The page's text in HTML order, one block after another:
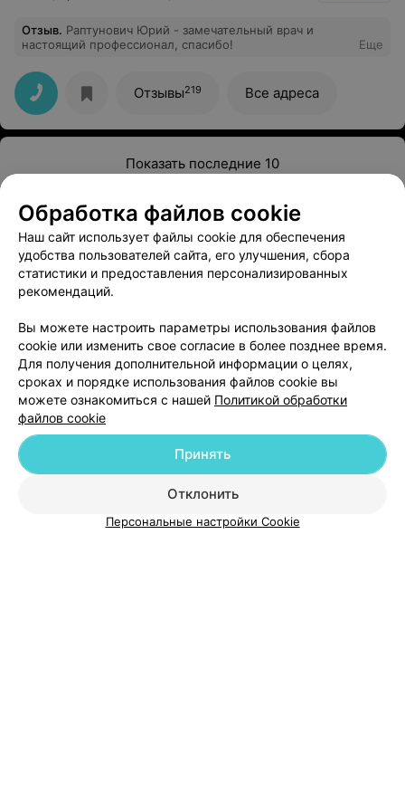
Отзыв. Раптунович Юрий - замечательный врач и
настоящий профессионал, спасибо!
Еще
Отзывы219 Все адреса
Показать последние 10
1 2
Добавить компанию
Добавить специалиста
Новости проекта
Медицинский маркетинг
Публичный договор
Обработка файлов cookie
Наш сайт использует файлы cookie для обеспечения
удобства пользователей сайта, его улучшения, сбора
статистики и предоставления персонализированных
рекомендаций.
Вы можете настроить параметры использования файлов
cookie или изменить свое согласие в более позднее время.
Для получения дополнительной информации о целях,
сроках и порядке использования файлов cookie вы
можете ознакомиться с нашей Политикой обработки
файлов cookie
Отклонить
Принять
Персональные настройки Cookie